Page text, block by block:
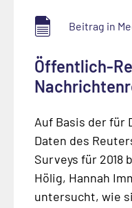
Beitrag in
Öffentlich-
Auf Basis der für
Daten des
Surveys für 2018
Hölig, Hannah
untersucht, wie